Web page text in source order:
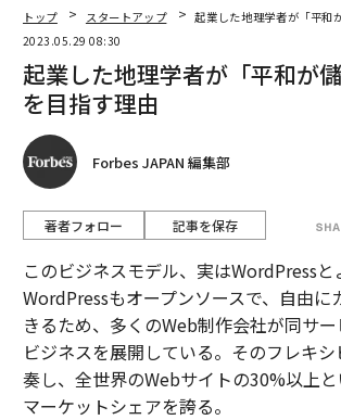
トップ スタートアップ
起業した地理学者が「平和
2023.05.29 08:30
起業した地理学者が「平和が儲
を目指す理由
Forbes JAPAN 編集部
著者フォロー 記事を保存
このビジネスモデル、実はWordPressと
WordPressもオープンソースで、自由に
きるため、多くのWeb制作会社が同サ
ビジネスを展開している。そのフレキ
奏し、全世界のWebサイトの30%以上
マーケットシェアを誇る。